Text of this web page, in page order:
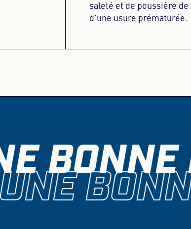
saleté et de poussière
d’une usure prématurée.